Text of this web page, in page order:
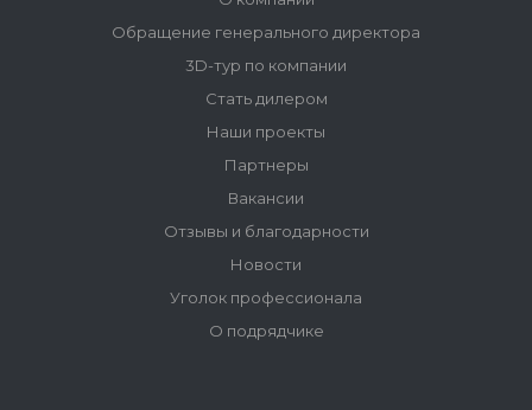
Обращение генерального директора
3D-тур по компании
Стать дилером
Наши проекты
Партнеры
Вакансии
Отзывы и благодарности
Новости
Уголок профессионала
О подрядчике